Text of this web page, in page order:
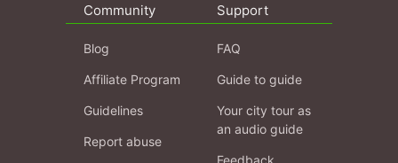
Community
Blog
Affiliate Program
Guidelines
Report abuse
Support
FAQ
Guide to guide
Your city tour as
an audio guide
Feedback